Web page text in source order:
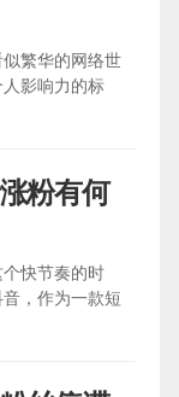
繁华的网络世
影响力的标
粉有何
快节奏的时
，作为一款短